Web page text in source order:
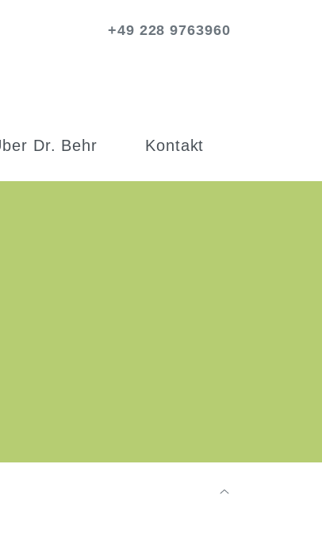
+49 228 9763960
Dr. Behr Kontakt